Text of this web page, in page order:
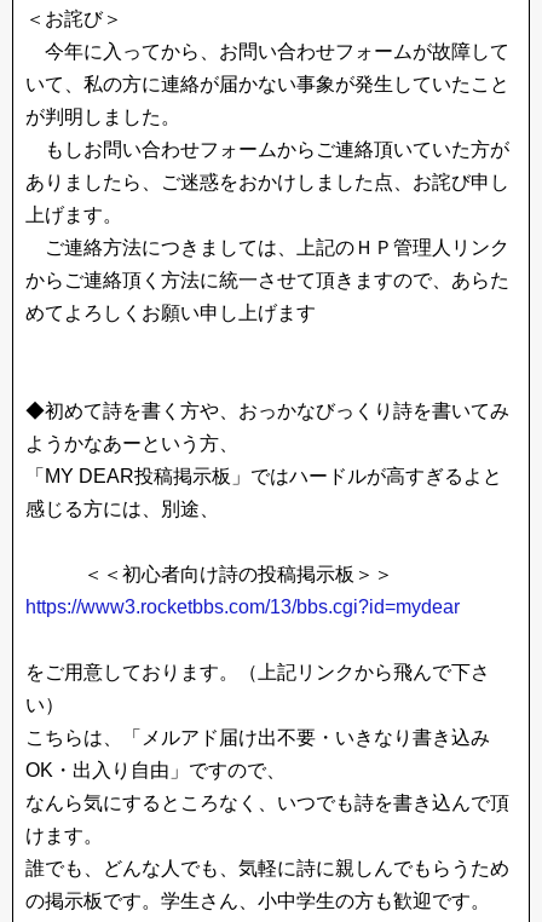
＜お詫び＞
今年に入ってから、お問い合わせフォームが故障して
いて、私の方に連絡が届かない事象が発生していたこと
が判明しました。
もしお問い合わせフォームからご連絡頂いていた方が
ありましたら、ご迷惑をおかけしました点、お詫び申し
上げます。
ご連絡方法につきましては、上記のＨＰ管理人リンク
からご連絡頂く方法に統一させて頂きますので、あらた
めてよろしくお願い申し上げます
◆初めて詩を書く方や、おっかなびっくり詩を書いてみ
ようかなあーという方、
「MY DEAR投稿掲示板」ではハードルが高すぎるよと
感じる方には、別途、
＜＜初心者向け詩の投稿掲示板＞＞
https://www3.rocketbbs.com/13/bbs.cgi?id=mydear
をご用意しております。（上記リンクから飛んで下さ
い）
こちらは、「メルアド届け出不要・いきなり書き込み
OK・出入り自由」ですので、
なんら気にするところなく、いつでも詩を書き込んで頂
けます。
誰でも、どんな人でも、気軽に詩に親しんでもらうため
の掲示板です。学生さん、小中学生の方も歓迎です。